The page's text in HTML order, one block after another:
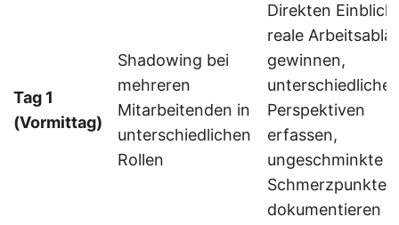
Tag 1
(Vormittag)
Shadowing bei
mehreren
Mitarbeitenden in
unterschiedlichen
Rollen
Direkten Einblick
reale
gewinnen,
unterschiedliche
Perspektiven
erfassen,
ungeschminkte
Schmerzpunkte
dokumentieren